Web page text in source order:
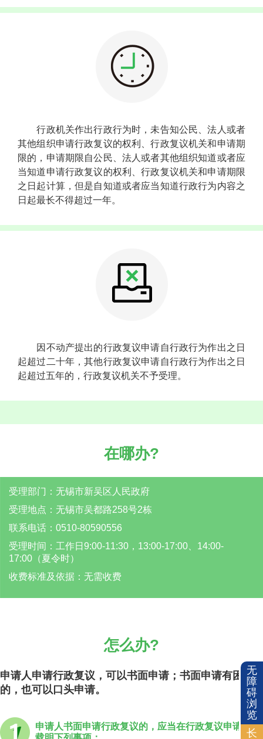
无
障
碍
浏
览
长
行政机关作出行政行为时，未告知公民、法人或者
其他组织申请行政复议的权利、行政复议机关和申请期
限的，申请期限自公民、法人或者其他组织知道或者应
当知道申请行政复议的权利、行政复议机关和申请期限
之日起计算，但是自知道或者应当知道行政行为内容之
日起最长不得超过一年。
因不动产提出的行政复议申请自行政行为作出之日
起超过二十年，其他行政复议申请自行政行为作出之日
起超过五年的，行政复议机关不予受理。
在哪办?
受理部门：无锡市新吴区人民政府
受理地点：无锡市吴都路258号2栋
联系电话：0510-80590556
受理时间：工作日9:00-11:30，13:00-17:00、14:00-
17:00（夏令时）
收费标准及依据：无需收费
怎么办?
申请人申请行政复议，可以书面申请；书面申请有困难
的，也可以口头申请。
申请人书面申请行政复议的，应当在行政复议申请书中